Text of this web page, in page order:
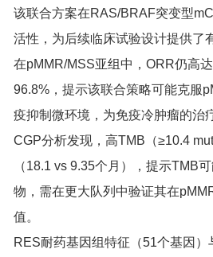
该联合方案在RAS/BRAF突变型
活性，为后续临床试验设计提供了
在pMMR/MSS亚组中，ORR仍高
96.8%，提示该联合策略可能克服
疫抑制微环境，为免疫冷肿瘤的治
CGP分析发现，高TMB（≥10.4
（18.1 vs 9.35个月），提示TMB
物，需在更大队列中验证其在
值。
RES耐药基因组特征（51个基因